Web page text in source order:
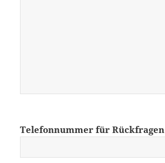
Telefonnummer für Rückfragen